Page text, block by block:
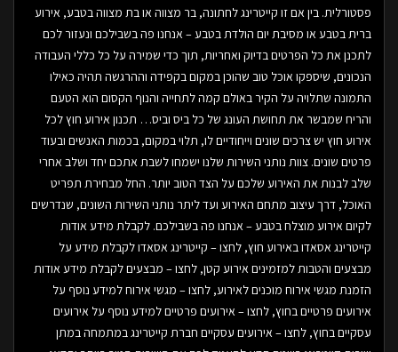
פסטורלית. בין אם זו קייטרינג לחתונה, בר מצווה או בת מצווה בטבע, אירוע
ברית בטבע או מסיבת יום הולדת בטבע – אנחנו פה בשבילכם ונעזור לכם
לתכנן את כל הפרטים בדיוק ואחריות, תוך כדי שמירה על כל כללי העבודה
הנכונים, שיספקו אוכל טוב שהוכן במקום בקפידה וההרגשה תהיה כאילו
התמונה שתלויה על הקיר באולם קמה לתחייה והנוף הקסום הוא הטעם
והריח שמבשר את תחושת העונג של כל ביס וביס… תכנון אירוע חוץ לכל
אירוע חוץ יש צרכים שונים וייחודיים לו, תלוי במקום, בכמות האנשים ובעוד
פרטים שונים. צוות נותני השירות שלנו ישמחו לשבת אתכם יחד ושלב אחרי
שלב לבנות את האירוע שלכם על הצד הטוב יותר. החל מבחירת תפריט
האוכל, דרך עיצוב מתחם האירוע ועד ליתר נותני השירות השונים, שנדרשים
לקיום אירוע מוצלח בטבע – אנחנו פה בשבילכם. לקבלת מידע אודות
קייטרינג אסאדו באירוע חוץ, לחצו – קייטרינג אסאדו לקבלת מידע על
מבצעים והטבות למזמינים אירוע קטן, לחצו – מבצעים לקבלת מידע אודות
הזמנת מגשי אירוח מוכנים לאירוע, לחצו – מגשי אירוח למידע נוסף על
אירועים פרטיים בחוץ, לחצו – אירועים פרטיים למידע נוסף על אירועים
עסקיים בחוץ, לחצו – אירועים עסקיים חברת קייטרינג במתמחה במתן